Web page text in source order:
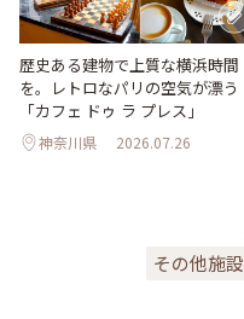
歴史ある建物で上質な横浜時間
を。レトロなパリの空気が漂う
「カフェ ドゥ ラ プレス」
神奈川県 2026.07.26
その他施設